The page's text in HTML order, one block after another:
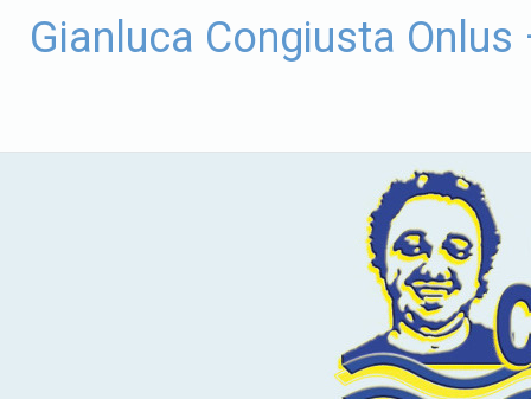
Gianluca Congiusta Onlus